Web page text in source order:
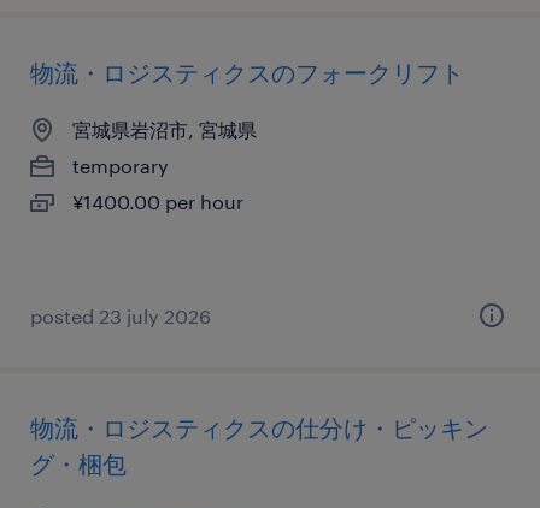
物流・ロジスティクスのフォークリフト
宮城県岩沼市, 宮城県
temporary
¥1400.00 per hour
posted 23 july 2026
物流・ロジスティクスの仕分け・ピッキン
グ・梱包